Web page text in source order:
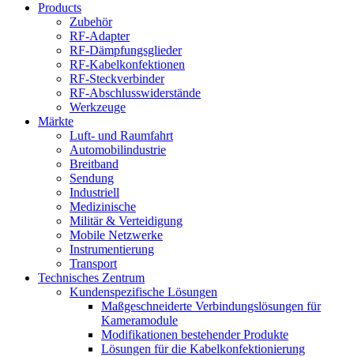
Products
Zubehör
RF-Adapter
RF-Dämpfungsglieder
RF-Kabelkonfektionen
RF-Steckverbinder
RF-Abschlusswiderstände
Werkzeuge
Märkte
Luft- und Raumfahrt
Automobilindustrie
Breitband
Sendung
Industriell
Medizinische
Militär & Verteidigung
Mobile Netzwerke
Instrumentierung
Transport
Technisches Zentrum
Kundenspezifische Lösungen
Maßgeschneiderte Verbindungslösungen für
Kameramodule
Modifikationen bestehender Produkte
Lösungen für die Kabelkonfektionierung